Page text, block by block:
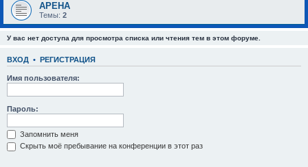
АРЕНА
Темы: 2
У вас нет доступа для просмотра списка или чтения тем в этом форуме.
ВХОД • РЕГИСТРАЦИЯ
Имя пользователя:
Пароль:
Запомнить меня
Скрыть моё пребывание на конференции в этот раз